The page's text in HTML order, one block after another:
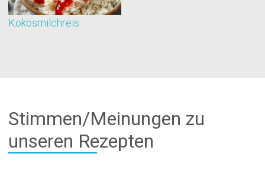
Kokosmilchreis
Stimmen/Meinungen zu
unseren Rezepten